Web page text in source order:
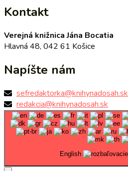
Kontakt
Verejná knižnica Jána Bocatia
Hlavná 48, 042 61 Košice
Napíšte nám
sefredaktorka@knihynadosah.sk
redakcia@knihynadosah.sk
English